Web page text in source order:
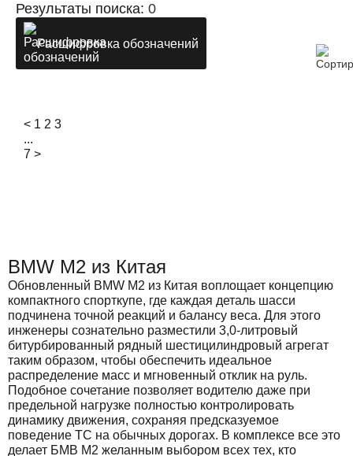
Результаты поиска: 0
Расшифровка обозначений
< 1 2 3
...
7 >
BMW M2 из Китая
Обновленный BMW M2 из Китая воплощает концепцию
компактного спорткупе, где каждая деталь шасси
подчинена точной реакций и балансу веса. Для этого
инженеры сознательно разместили 3,0-литровый
битурбированный рядный шестицилиндровый агрегат
таким образом, чтобы обеспечить идеальное
распределение масс и мгновенный отклик на руль.
Подобное сочетание позволяет водителю даже при
предельной нагрузке полностью контролировать
динамику движения, сохраняя предсказуемое
поведение ТС на обычных дорогах. В комплексе все это
делает БМВ М2 желанным выбором всех тех, кто